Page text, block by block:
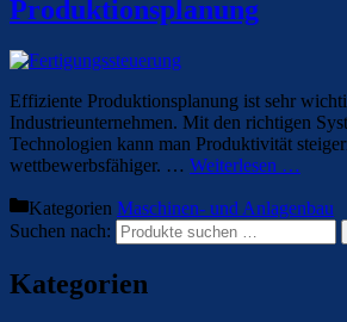
Produktionsplanung
Effiziente Produktionsplanung ist sehr
Industrieunternehmen. Mit den richtigen
Technologien kann man Produktivität
wettbewerbsfähiger. … Weiterlesen …
Kategorien Maschinen- und Anlagenbau
Suchen nach:
Kategorien